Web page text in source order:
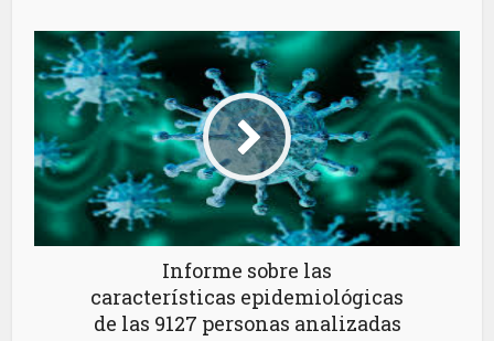
Informe sobre las
características epidemiológicas
de las 9127 personas analizadas